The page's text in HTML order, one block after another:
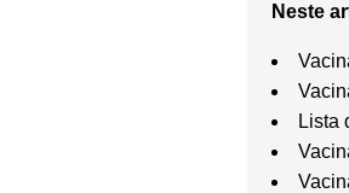
Neste
Lista